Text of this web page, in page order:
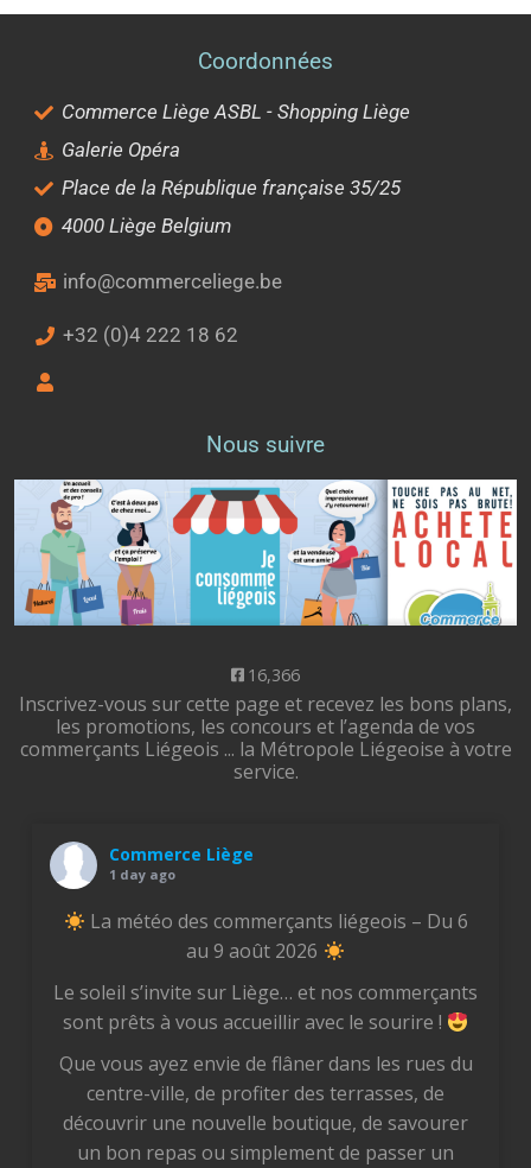
Coordonnées
Commerce Liège ASBL - Shopping Liège
Galerie Opéra
Place de la République française 35/25
4000 Liège Belgium
info@commerceliege.be
+32 (0)4 222 18 62
Nous suivre
16,366
Inscrivez-vous sur cette page et recevez les bons plans,
les promotions, les concours et l’agenda de vos
commerçants Liégeois ... la Métropole Liégeoise à votre
service.
Commerce Liège
1 day ago
La météo des commerçants liégeois – Du 6
au 9 août 2026
Le soleil s’invite sur Liège… et nos commerçants
sont prêts à vous accueillir avec le sourire !
Que vous ayez envie de flâner dans les rues du
centre-ville, de profiter des terrasses, de
découvrir une nouvelle boutique, de savourer
un bon repas ou simplement de passer un